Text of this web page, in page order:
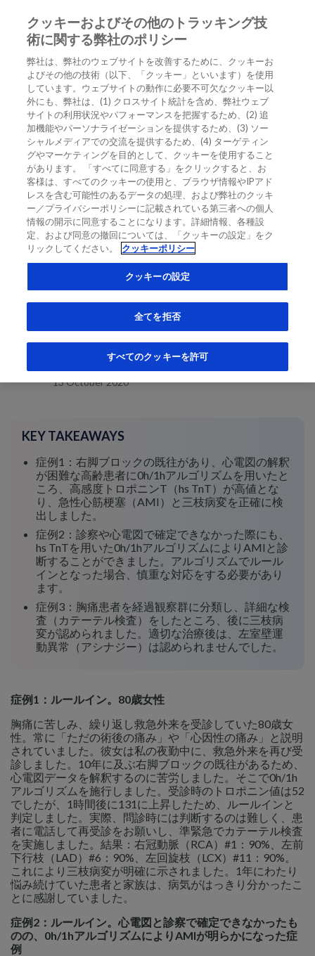
JA
ホーム/Diagnostics Insights Expert Opinion/
0h/1hアルゴリズムを用いた患者の事例紹介
0h/1hアルゴリズムを用いた患者の事
例紹介
EXPERT OPINION DIAGNOSTICS INSIGHTS
塩崎 正幸先生
順天堂大学医学部附属練馬病院 循環器内科医
13 October 2020
KEY TAKEAWAYS
症例1：右脚ブロックの既往があり、心電図の解釈
が困難な高齢患者に0h/1hアルゴリズムを用いたと
ころ、高感度トロポニンT（hs TnT）が高値とな
り、急性心筋梗塞（AMI）と三枝病変を正確に検
出しました。
症例2：診察や心電図で確定できなかった際にも、
hs TnTを用いた0h/1hアルゴリズムによりAMIと診
断することができました。アルゴリズムでルール
インとなった場合、慎重な対応をする必要があり
ます。
症例3：胸痛患者を経過観察群に分類し、詳細な検
査（カテーテル検査）をしたところ、後に三枝病
変が認められました。適切な治療後は、左室壁運
動異常（アシナジー）は認められませんでした。
症例1：ルールイン。80歳女性
胸痛に苦しみ、繰り返し救急外来を受診していた80歳女
性。常に「ただの術後の痛み」や「心因性の痛み」と説明
されていました。彼女は私の夜勤中に、救急外来を再び受
診しました。10年に及ぶ右脚ブロックの既往があるため、
心電図データを解釈するのに苦労しました。そこで0h/1h
アルゴリズムを施行しました。受診時のトロポニン値は52
でしたが、1時間後に131に上昇したため、ルールインと
判定しました。実際、問診時には判断するのは難しく、患
者に電話して再受診をお願いし、準緊急でカテーテル検査
を実施しました。結果：右冠動脈（RCA）#1：90%、左前
下行枝（LAD）#6：90%、左回旋枝（LCX）#11：90%。
これにより三枝病変が明確に示されました。1年にわたり
悩み続けていた患者と家族は、病気がはっきり分かったこ
とに感謝していました。
症例2：ルールイン。心電図と診察で確定できなかったも
のの、0h/1hアルゴリズムによりAMIが明らかになった症
例
クッキーおよびその他のトラッキング技
術に関する弊社のポリシー
弊社は、弊社のウェブサイトを改善するために、クッキーお
よびその他の技術（以下、「クッキー」といいます）を使用
しています。ウェブサイトの動作に必要不可欠なクッキー以
外にも、弊社は、(1) クロスサイト統計を含め、弊社ウェブ
サイトの利用状況やパフォーマンスを把握するため、(2) 追
加機能やパーソナライゼーションを提供するため、(3) ソー
シャルメディアでの交流を提供するため、(4) ターゲティン
グやマーケティングを目的として、クッキーを使用すること
があります。 「すべてに同意する」をクリックすると、お
客様は、すべてのクッキーの使用と、ブラウザ情報やIPアド
レスを含む可能性のあるデータの処理、および弊社のクッキ
ー／プライバシーポリシーに記載されている第三者への個人
情報の開示に同意することになります。詳細情報、各種設
定、および同意の撤回については、「クッキーの設定」をク
リックしてください。
クッキーポリシー
クッキーの設定
全てを拒否
すべてのクッキーを許可